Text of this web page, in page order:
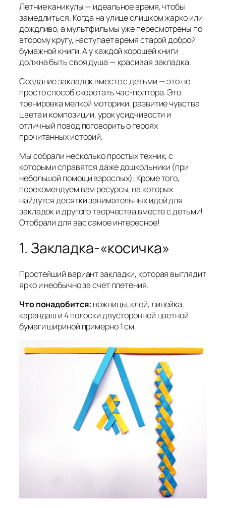
Летние каникулы — идеальное время, чтобы
замедлиться. Когда на улице слишком жарко или
дождливо, а мультфильмы уже пересмотрены по
второму кругу, наступает время старой доброй
бумажной книги. А у каждой хорошей книги
должна быть своя душа — красивая закладка.
Создание закладок вместе с детьми — это не
просто способ скоротать час-полтора. Это
тренировка мелкой моторики, развитие чувства
цвета и композиции, урок усидчивости и
отличный повод поговорить о героях
прочитанных историй.
Мы собрали несколько простых техник, с
которыми справятся даже дошкольники (при
небольшой помощи взрослых). Кроме того,
порекомендуем вам ресурсы, на которых
найдутся десятки занимательных идей для
закладок и другого творчества вместе с детьми!
Отобрали для вас самое интересное!
1. Закладка-«косичка»
Простейший вариант закладки, которая выглядит
ярко и необычно за счет плетения.
Что понадобится: ножницы, клей, линейка,
карандаш и 4 полоски двусторонней цветной
бумаги шириной примерно 1 см.